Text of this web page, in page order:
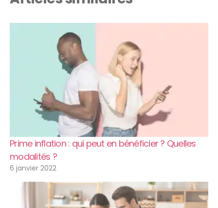
Prime inflation : qui peut en bénéficier ? Quelles
modalités ?
6 janvier 2022